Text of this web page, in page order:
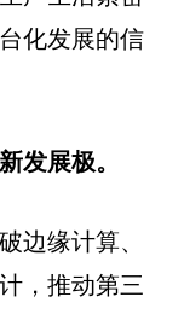
化发展的信
发展极。
边缘计算、
，推动第三